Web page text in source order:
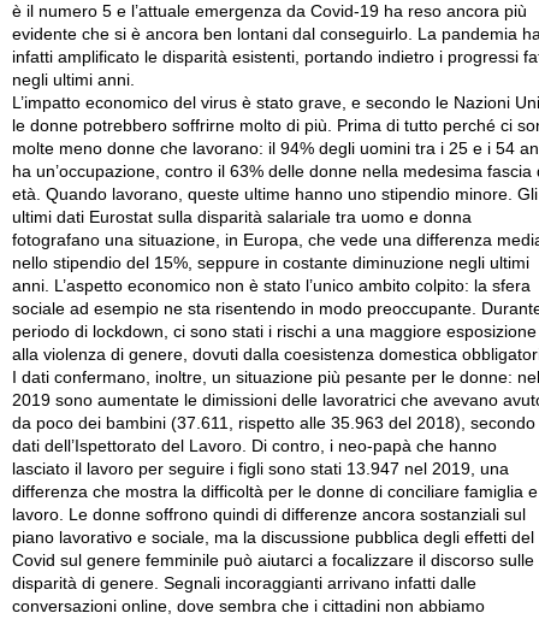
è il numero 5 e l’attuale emergenza da Covid-19 ha reso ancora più
evidente che si è ancora ben lontani dal conseguirlo. La pandemia
infatti amplificato le disparità esistenti, portando indietro i progressi
negli ultimi anni.
L’impatto economico del virus è stato grave, e secondo le Nazioni
le donne potrebbero soffrirne molto di più. Prima di tutto perché ci
molte meno donne che lavorano: il 94% degli uomini tra i 25 e i 54
ha un’occupazione, contro il 63% delle donne nella medesima fascia
età. Quando lavorano, queste ultime hanno uno stipendio minore. Gli
ultimi dati Eurostat sulla disparità salariale tra uomo e donna
fotografano una situazione, in Europa, che vede una differenza
nello stipendio del 15%, seppure in costante diminuzione negli ultimi
anni. L’aspetto economico non è stato l’unico ambito colpito: la sfera
sociale ad esempio ne sta risentendo in modo preoccupante.
periodo di lockdown, ci sono stati i rischi a una maggiore esposizione
alla violenza di genere, dovuti dalla coesistenza domestica
I dati confermano, inoltre, un situazione più pesante per le donne: nel
2019 sono aumentate le dimissioni delle lavoratrici che avevano
da poco dei bambini (37.611, rispetto alle 35.963 del 2018), secondo
dati dell’Ispettorato del Lavoro. Di contro, i neo-papà che hanno
lasciato il lavoro per seguire i figli sono stati 13.947 nel 2019, una
differenza che mostra la difficoltà per le donne di conciliare famiglia e
lavoro. Le donne soffrono quindi di differenze ancora sostanziali sul
piano lavorativo e sociale, ma la discussione pubblica degli effetti del
Covid sul genere femminile può aiutarci a focalizzare il discorso sulle
disparità di genere. Segnali incoraggianti arrivano infatti dalle
conversazioni online, dove sembra che i cittadini non abbiamo